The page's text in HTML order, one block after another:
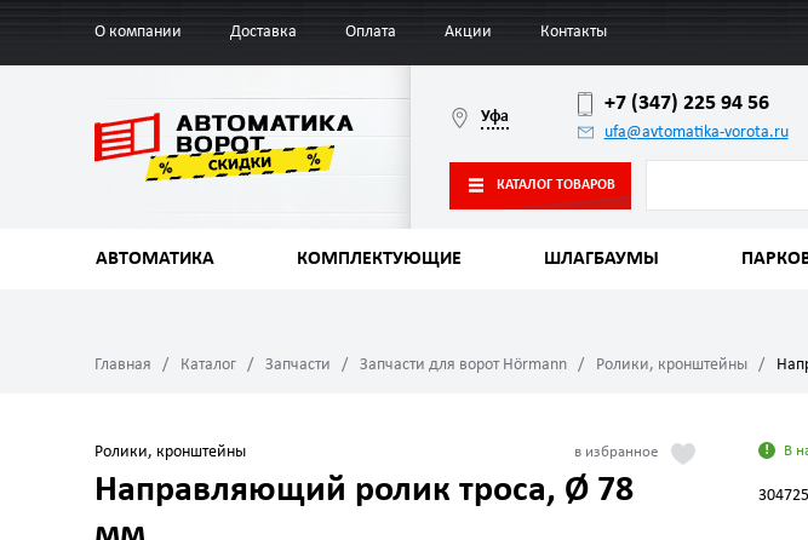
О компании Доставка Оплата Акции Контакты
Уфа
+7 (347) 225 94 56
ufa@avtomatika-vorota.ru
КАТАЛОГ ТОВАРОВ
АВТОМАТИКА КОМПЛЕКТУЮЩИЕ ШЛАГБАУМЫ
Главная Каталог Запчасти Запчасти для ворот Hörmann Ролики, кронштейны
Ролики, кронштейны
Направляющий ролик троса, Ø 78
В